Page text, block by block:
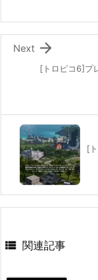
[トロピコ6]プ

Next
[
 関連記事